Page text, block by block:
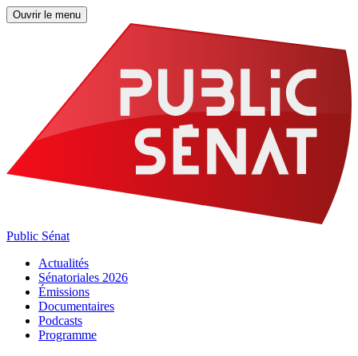
Ouvrir le menu
Public Sénat
Actualités
Sénatoriales 2026
Émissions
Documentaires
Podcasts
Programme